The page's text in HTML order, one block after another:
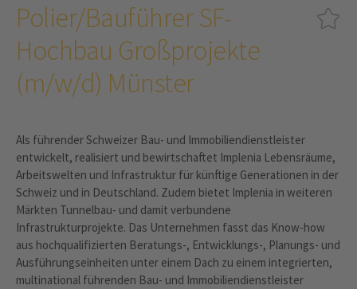
Polier/Bauführer SF-
Hochbau Großprojekte
(m/w/d) Münster
Als führender Schweizer Bau- und Immobiliendienstleister
entwickelt, realisiert und bewirtschaftet Implenia Lebensräume,
Arbeitswelten und Infrastruktur für künftige Generationen in der
Schweiz und in Deutschland. Zudem bietet Implenia in weiteren
Märkten Tunnelbau- und damit verbundene
Infrastrukturprojekte. Das Unternehmen fasst das Know-how
aus hochqualifizierten Beratungs-, Entwicklungs-, Planungs- und
Ausführungseinheiten unter einem Dach zu einem integrierten,
multinational führenden Bau- und Immobiliendienstleister